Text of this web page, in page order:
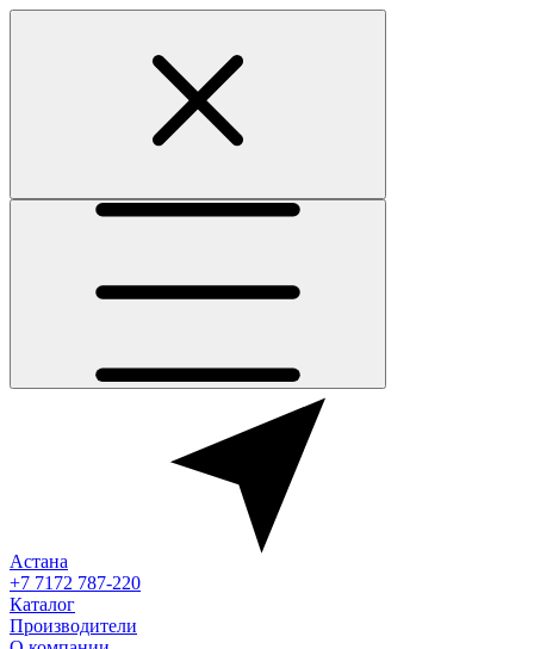
Астана
+7 7172 787-220
Каталог
Производители